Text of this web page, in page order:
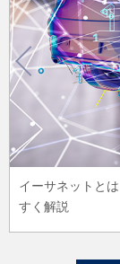
イーサネットと
すく解説